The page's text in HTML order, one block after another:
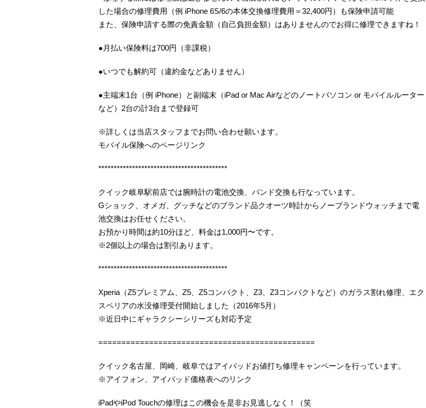
した場合の修理費用（例 iPhone 6S/6の本体交換修理費用＝32,400円）も保険申請可能
また、保険申請する際の免責金額（自己負担金額）はありませんのでお得に修理できますね！
●月払い保険料は700円（非課税）
●いつでも解約可（違約金などありません）
●主端末1台（例 iPhone）と副端末（iPad or Mac Airなどのノートパソコン or モバイルルーター
など）2台の計3台まで登録可
※詳しくは当店スタッフまでお問い合わせ願います。
モバイル保険へのページリンク
******************************************
クイック岐阜駅前店では腕時計の電池交換、バンド交換も行なっています。
Gショック、オメガ、グッチなどのブランド品クオーツ時計からノーブランドウォッチまで電
池交換はお任せください。
お預かり時間は約10分ほど、料金は1,000円〜です。
※2個以上の場合は割引あります。
******************************************
Xperia（Z5プレミアム、Z5、Z5コンパクト、Z3、Z3コンパクトなど）のガラス割れ修理、エク
スペリアの水没修理受付開始しました（2016年5月）
※近日中にギャラクシーシリーズも対応予定
===============================================
クイック名古屋、岡崎、岐阜ではアイパッドお値打ち修理キャンペーンを行っています。
※アイフォン、アイパッド価格表へのリンク
iPadやiPod Touchの修理はこの機会を是非お見逃しなく！（笑